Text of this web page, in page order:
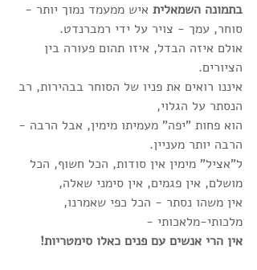
בתמונה השמאלית איש ממעמד נמוך יותר -
סוחר, עמך - צויר על ידי רמברנדט.
אולם איזה הבדל, איזו תהום פעורה בין
הציורים.
איננו רואים את פניו של הסוחר בבהירות, רב
הנסתר על הגלוי,
הוא פחות "יפה" מעמיתו מימין, אבל הרבה -
הרבה יותר מעניין.
ל"אציל" מימין אין סודות, הכל חשוף, הכל
מושלם, אין פגמים, אין סימני שאלה,
אין משהו נסתר - הכל כפי שאמרנו,
מלכותי-מלאכותי -
אין הרי אנשים עם פנים כאלו סימטריות!